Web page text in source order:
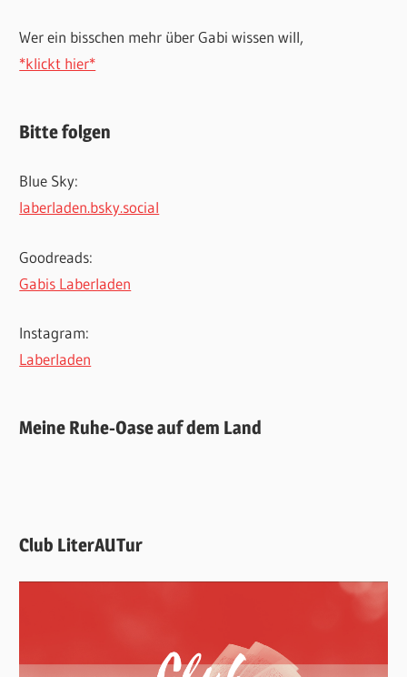
Wer ein bisschen mehr über Gabi wissen will,
*klickt hier*
Bitte folgen
Blue Sky:
laberladen.bsky.social
Goodreads:
Gabis Laberladen
Instagram:
Laberladen
Meine Ruhe-Oase auf dem Land
Club LiterAUTur